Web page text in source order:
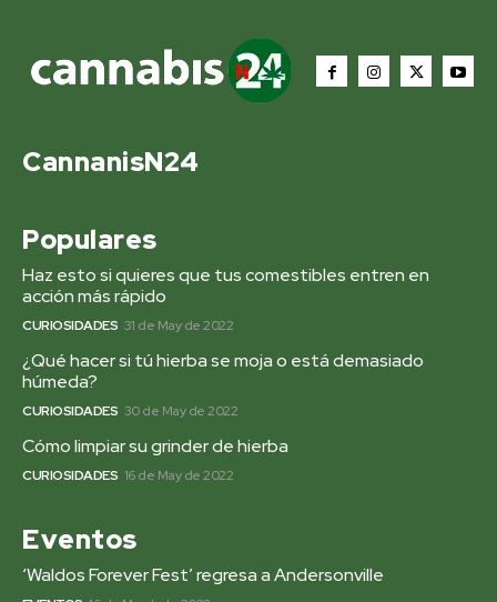
CannanisN24
Populares
Haz esto si quieres que tus comestibles entren en
acción más rápido
CURIOSIDADES 31 de May de 2022
¿Qué hacer si tú hierba se moja o está demasiado
húmeda?
CURIOSIDADES 30 de May de 2022
Cómo limpiar su grinder de hierba
CURIOSIDADES 16 de May de 2022
Eventos
‘Waldos Forever Fest’ regresa a Andersonville